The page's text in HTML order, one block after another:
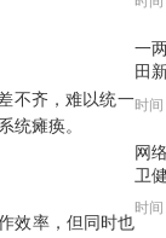
不齐，难以统一
统瘫痪。
效率，但同时也
一
田
时
网
卫
御？
时